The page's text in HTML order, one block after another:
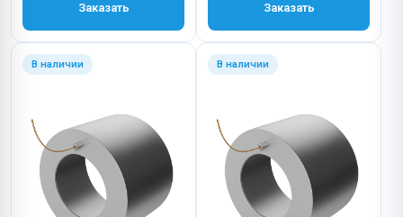
Заказать Заказать
В наличии В наличии